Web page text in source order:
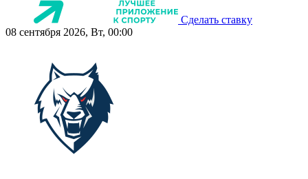
Сделать ставку
08 сентября 2026, Вт, 00:00